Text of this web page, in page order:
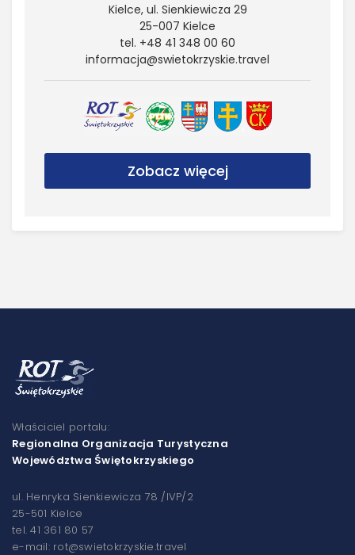
Kielce, ul. Sienkiewicza 29
25-007 Kielce
tel. +48 41 348 00 60
informacja@​swietokrzyskie.​travel
Zobacz więcej
Właściciel portalu:
Regionalna Organizacja Turystyczna
Województwa Świętokrzyskiego
ul. Henryka Sienkiewicza 78 /IVP/2
25-501 Kielce
tel. 41 361 80 57
e-mail: rot@swietokrzyskie.travel